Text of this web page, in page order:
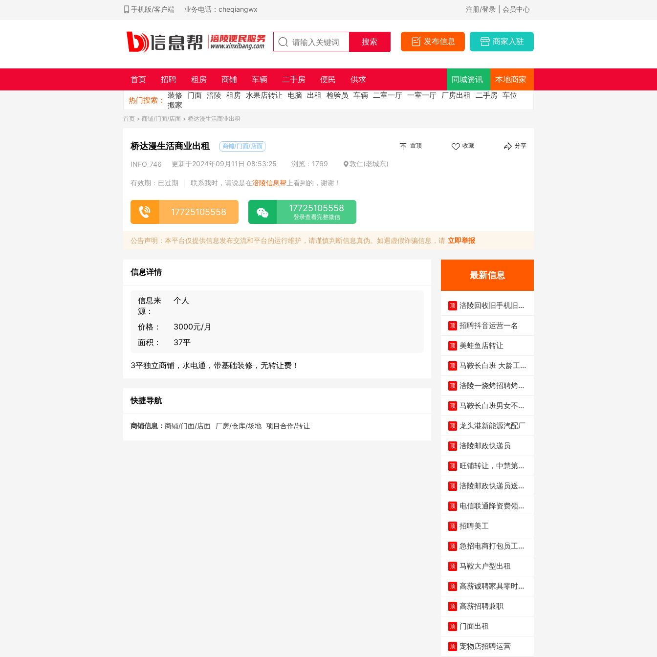
手机版/客户端 业务电话：cheqiangwx 注册/登录 | 会员中心
发布信息 商家入驻
首页 招聘 租房 商铺 车辆 二手房 便民 供求 同城资讯 本地商家
热门搜索：
装修 门面 涪陵 租房 水果店转让 电脑 出租 检验员 车辆 二室一厅 一室一厅 厂房出租 二手房 车位
搬家
首页 > 商铺/门面/店面 > 桥达漫生活商业出租
桥达漫生活商业出租 商铺/门面/店面 置顶 收藏 分享
INFO_746 更新于2024年09月11日 08:53:25 浏览：1769 敦仁(老城东)
有效期：已过期 联系我时，请说是在涪陵信息帮 上看到的，谢谢！
17725105558 17725105558
登录查看完整微信
公告声明：本平台仅提供信息发布交流和平台的运行维护，请谨慎判断信息真伪。如遇虚假诈骗信息，请 立即举报
信息详情
信息来
源：
个人
价格：
3000元/月
面积：
37平
3平独立商铺，水电通，带基础装修，无转让费！
快捷导航
商铺信息： 商铺/门面/店面 厂房/仓库/场地 项目合作/转让
最新信息
顶 涪陵回收旧手机旧电
顶 招聘抖音运营一名
顶 美蛙鱼店转让
顶 马鞍长白班 大龄工大
顶 涪陵一烧烤招聘烤工
顶 马鞍长白班男女不限
顶 龙头港新能源汽配厂
顶 涪陵邮政快递员
顶 旺铺转让，中慧第一
顶 涪陵邮政快递员送货
顶 电信联通降资费领价
顶 招聘美工
顶 急招电商打包员工作
顶 马鞍大户型出租
顶 高薪诚聘家具零时促
顶 高薪招聘兼职
顶 门面出租
顶 宠物店招聘运营